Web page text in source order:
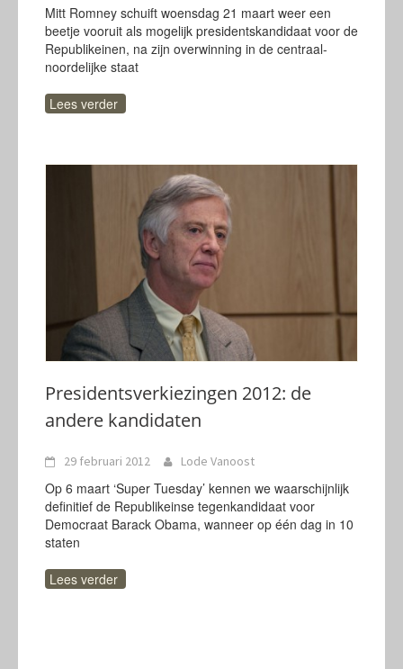
Mitt Romney schuift woensdag 21 maart weer een
beetje vooruit als mogelijk presidentskandidaat voor de
Republikeinen, na zijn overwinning in de centraal-
noordelijke staat
Lees verder
Presidentsverkiezingen 2012: de
andere kandidaten
29 februari 2012 Lode Vanoost
Op 6 maart ‘Super Tuesday’ kennen we waarschijnlijk
definitief de Republikeinse tegenkandidaat voor
Democraat Barack Obama, wanneer op één dag in 10
staten
Lees verder